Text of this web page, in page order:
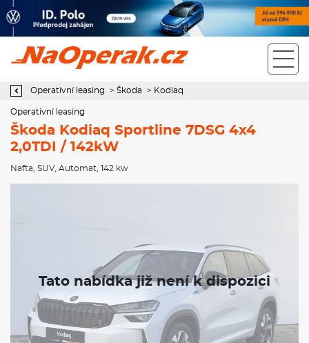
Operativní leasing Škoda Kodiaq Sportline 7DSG 4x4 2,0TDI /
Operativní leasing > Škoda > Kodiaq
Operativní leasing
Škoda Kodiaq Sportline 7DSG 4x4
2,0TDI / 142kW
Nafta SUV, Automat , 142 kw